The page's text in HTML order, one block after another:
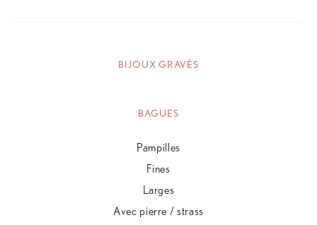
BIJOUX GRAVÉS
BAGUES
Pampilles
Fines
Larges
Avec pierre / strass